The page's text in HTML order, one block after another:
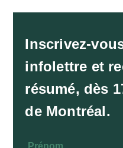
Inscrivez-
infolettre et
résumé, dès
de Montréal.